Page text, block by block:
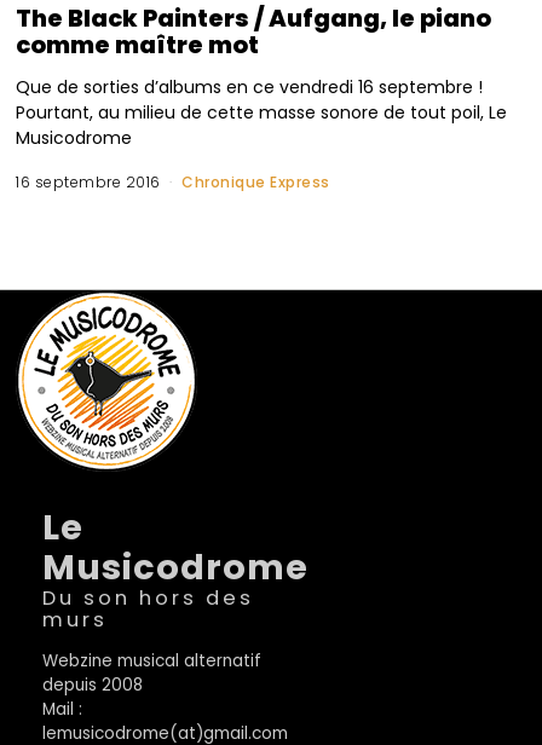
The Black Painters / Aufgang, le piano
comme maître mot
Que de sorties d’albums en ce vendredi 16 septembre !
Pourtant, au milieu de cette masse sonore de tout poil, Le
Musicodrome
16 septembre 2016 Chronique Express
Le
Musicodrome
Du son hors des
murs
Webzine musical alternatif
depuis 2008
Mail :
lemusicodrome(at)gmail.com